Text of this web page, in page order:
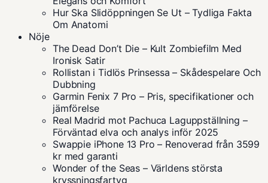
Hur Ska Slidöppningen Se Ut – Tydliga Fakta
Om Anatomi
Nöje
The Dead Don’t Die – Kult Zombiefilm Med
Ironisk Satir
Rollistan i Tidlös Prinsessa – Skådespelare Och
Dubbning
Garmin Fenix 7 Pro – Pris, specifikationer och
jämförelse
Real Madrid mot Pachuca Laguppställning –
Förväntad elva och analys inför 2025
Swappie iPhone 13 Pro – Renoverad från 3599
kr med garanti
Wonder of the Seas – Världens största
kryssningsfartyg